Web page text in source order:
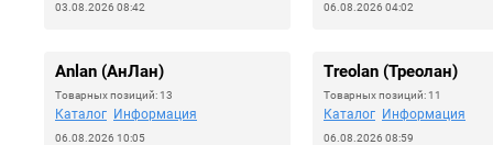
03.08.2026 08:42 06.08.2026 04:02
Anlan (АнЛан)
Товарных позиций: 13
Каталог Информация
06.08.2026 10:05
Treolan (Треолан)
Товарных позиций: 11
Каталог Информация
06.08.2026 08:59